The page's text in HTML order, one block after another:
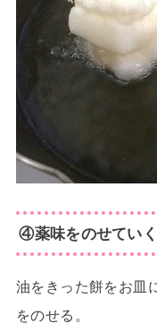
④薬味をのせていく
油をきった餅をお皿
をのせる。